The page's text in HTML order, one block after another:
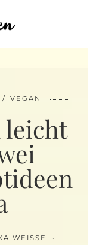
VEGAN
leicht
WEISSE